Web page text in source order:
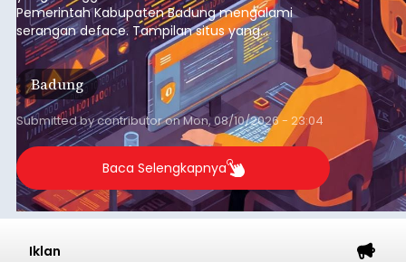
Pemerintah Kabupaten Badung mengalami
serangan deface. Tampilan situs yang
semestinya digunakan untuk menyajikan
informasi pemerintahan justru diubah menjadi
iklan obat aborsi dan judi online.
Badung
Submitted bycontributoronMon, 08/10/2026 - 23:04
Baca Selengkapnya
Iklan